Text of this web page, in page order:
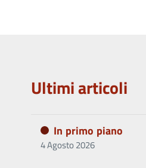
Ultimi articoli
In primo piano
4 Agosto 2026